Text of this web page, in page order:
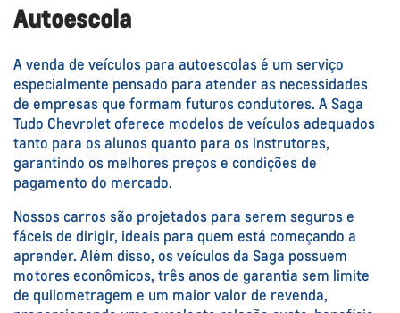
Autoescola
A venda de veículos para autoescolas é um serviço
especialmente pensado para atender as necessidades
de empresas que formam futuros condutores. A Saga
Tudo Chevrolet oferece modelos de veículos adequados
tanto para os alunos quanto para os instrutores,
garantindo os melhores preços e condições de
pagamento do mercado.
Nossos carros são projetados para serem seguros e
fáceis de dirigir, ideais para quem está começando a
aprender. Além disso, os veículos da Saga possuem
motores econômicos, três anos de garantia sem limite
de quilometragem e um maior valor de revenda,